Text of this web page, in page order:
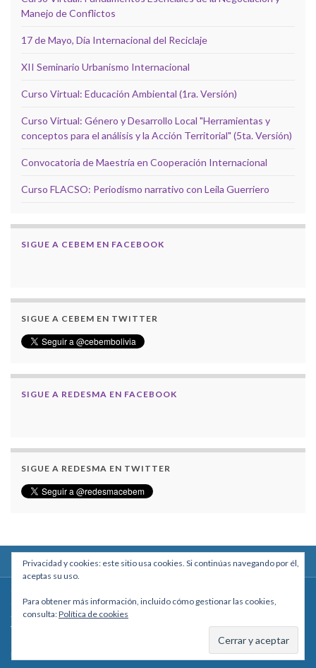
Manejo de Conflictos
17 de Mayo, Día Internacional del Reciclaje
XII Seminario Urbanismo Internacional
Curso Virtual: Educación Ambiental (1ra. Versión)
Curso Virtual: Género y Desarrollo Local "Herramientas y
conceptos para el análisis y la Acción Territorial" (5ta. Versión)
Convocatoria de Maestría en Cooperación Internacional
Curso FLACSO: Periodismo narrativo con Leila Guerriero
SIGUE A CEBEM EN FACEBOOK
SIGUE A CEBEM EN TWITTER
SIGUE A REDESMA EN FACEBOOK
SIGUE A REDESMA EN TWITTER
Calle Macario Pinilla # 2588 esq. Av. Arce, Edificio Arcadia, Mezzanine, Of. 101
- La Paz, Bolivia
Teléfono: +591 2431818 - Celular: +591 73027636
Privacidad y cookies: este sitio usa cookies. Si continúas navegando por él,
aceptas su uso.
Para obtener más información, incluido cómo gestionar las cookies,
consulta:Política de cookies